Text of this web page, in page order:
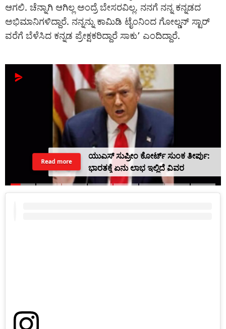
ಆಗಲಿ. ಚೆನ್ನಾಗಿ ಆಗಿಲ್ಲ ಅಂದ್ರೆ ಬೇಸರವಿಲ್ಲ. ನನಗೆ ನನ್ನ ಕನ್ನಡದ
ಅಭಿಮಾನಿಗಳಿದ್ದಾರೆ. ನನ್ನನ್ನು ಕಾಮಿಡಿ ಟೈಂನಿಂದ ಗೋಲ್ಡನ್ ಸ್ಟಾರ್
ವರೆಗೆ ಬೆಳೆಸಿದ ಕನ್ನಡ ಪ್ರೇಕ್ಷಕರಿದ್ದಾರೆ ಸಾಕು’ ಎಂದಿದ್ದಾರೆ.
ಯುಎಸ್ ಸುಪ್ರೀಂ ಕೋರ್ಟ್ ಸುಂಕ ತೀರ್ಪು:
ಭಾರತಕ್ಕೆ ಏನು ಲಾಭ ಇಲ್ಲಿದೆ ವಿವರ
Read more